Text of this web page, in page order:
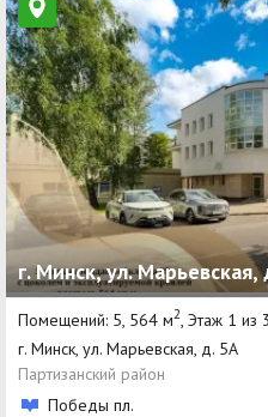
г. Минск, ул. Марьевская,
Помещений: 5, 564 м2 , Этаж 1 из
г. Минск, ул. Марьевская, д. 5А
Партизанский район
Победы пл.